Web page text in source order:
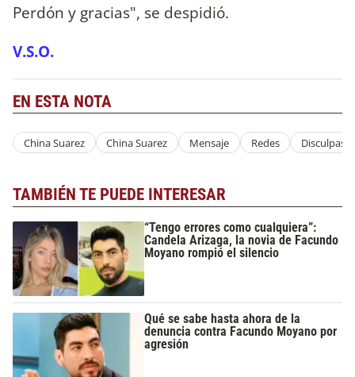
Perdón y gracias", se despidió.
V.S.O.
EN ESTA NOTA
China Suarez China Suarez Mensaje Redes Disculpas
TAMBIÉN TE PUEDE INTERESAR
“Tengo errores como cualquiera”:
Candela Arizaga, la novia de Facundo
Moyano rompió el silencio
Qué se sabe hasta ahora de la
denuncia contra Facundo Moyano por
agresión